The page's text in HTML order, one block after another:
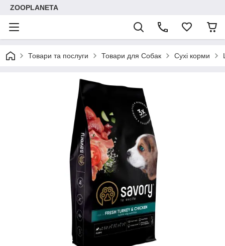
ZOOPLANETA
Товари та послуги Товари для Собак Сухі корми